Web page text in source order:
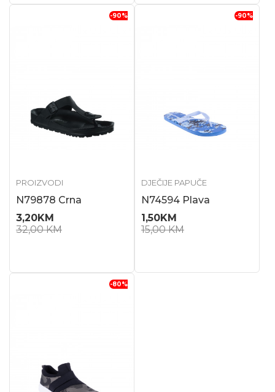
-90%
PROIZVODI
N79878 Crna
3,20KM
32,00KM
-90%
DJEČIJE PAPUČE
N74594 Plava
1,50KM
15,00KM
-80%